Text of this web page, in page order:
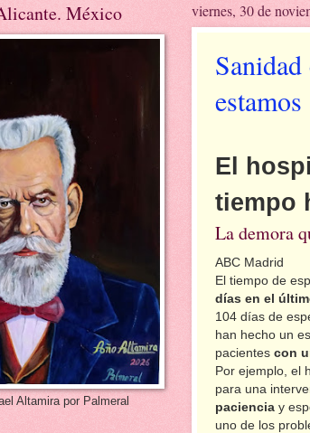
viernes, 30 de
estamos
El
tiempo
La demora
ABC Madrid
El tiempo de
días en el
104 días de
han hecho un
pacientes con
Por ejemplo, el
para una
paciencia y
uno de los
México
Altamira por Palmeral